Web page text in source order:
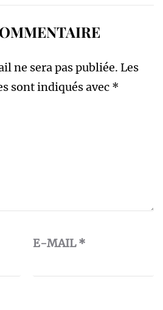
ne sera pas publiée. Les
sont indiqués avec *
E-MAIL*